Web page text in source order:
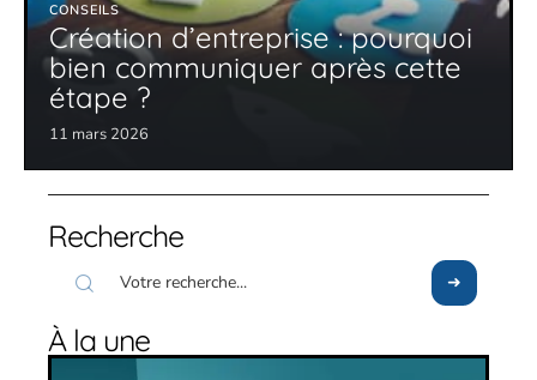
CONSEILS
Création d’entreprise : pourquoi
bien communiquer après cette
étape ?
11 mars 2026
Recherche
À la une